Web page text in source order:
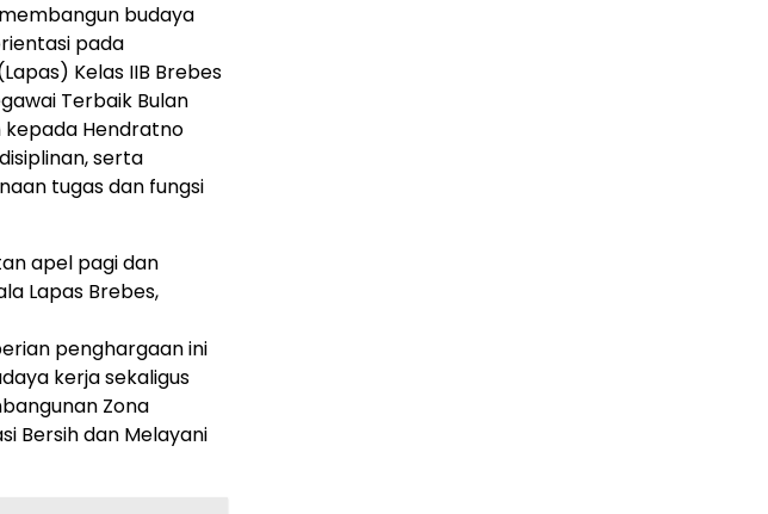
budaya
pada
Kelas IIB Brebes
Terbaik Bulan
kepada Hendratno
serta
tugas dan fungsi
apel pagi dan
Lapas Brebes,
penghargaan ini
kerja sekaligus
Zona
Bersih dan Melayani